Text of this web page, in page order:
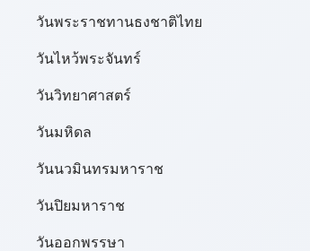
วันพระราชทานธงชาติไทย
วันไหว้พระจันทร์​
วันวิทยาศาสตร์
วันมหิดล
วันนวมินทรมหาราช
วันปิยมหาราช
วันออกพรรษา